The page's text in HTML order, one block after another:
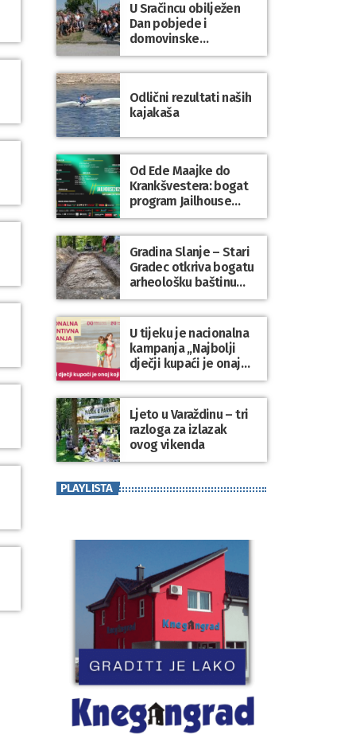
U Sračincu obilježen
Dan pobjede i
domovinske
zahvalnosti te Dan
hrvatskih branitelja
Odlični rezultati naših
kajakaša
Od Ede Maajke do
Krankšvestera: bogat
program Jailhouse
Festivala 2026. u
Lepoglavi
Gradina Slanje – Stari
Gradec otkriva bogatu
arheološku baštinu
Varaždinske županije
U tijeku je nacionalna
kampanja „Najbolji
dječji kupaći je onaj
koji se nosi“
Ljeto u Varaždinu – tri
razloga za izlazak
ovog vikenda
PLAYLISTA